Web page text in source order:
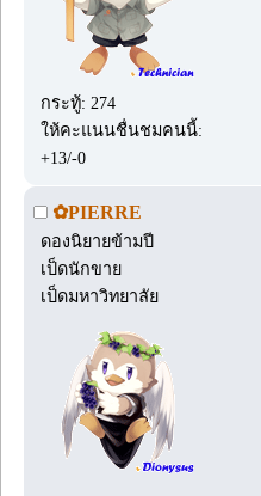
กระทู้: 274
ให้คะแนนชื่นชมคนนี้:
+13/-0
✿PIERRE
ดองนิยายข้ามปี
เป็ดนักขาย
เป็ดมหาวิทยาลัย